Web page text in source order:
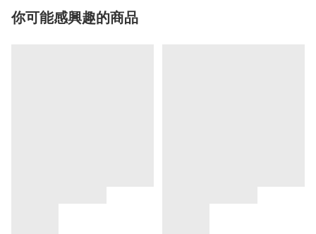
你可能感興趣的商品